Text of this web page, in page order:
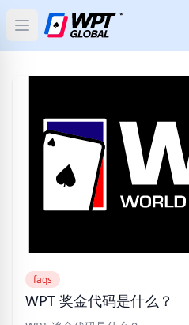
Open main menu
文章
扑克
分类
faqs
WPT 奖金代码是什么？